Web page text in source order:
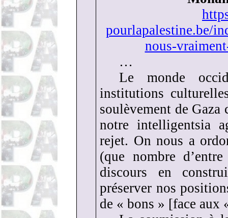
pourlapalestine.be/
nous-
…
Le monde
institutions
soulèvement de Gaza
notre intelligentsia
rejet. On nous a
(que nombre
discours en
préserver nos
de « bons » [face aux